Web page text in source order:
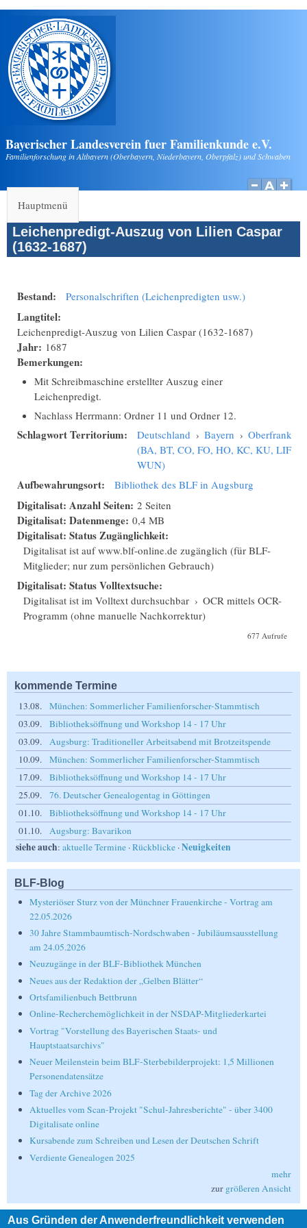
Direkt zum Inhalt
Bayerischer Landesverein fuer Familienkunde e.V.
Familienforschung in Altbayern (Oberbayern, Niederbayern, Oberpfalz) und Schwaben
Hauptmenü
Leichenpredigt-Auszug von Lilien Caspar
(1632-1687)
Bestand: Personalschriften (Leichenpredigten usw.)
Langtitel:
Leichenpredigt-Auszug von Lilien Caspar (1632-1687)
Jahr: 1687
Bemerkungen:
Mit Schreibmaschine erstellter Auszug einer
Leichenpredigt.
Nachlass Herrmann: Ordner 11 und Ordner 12.
Schlagwort Territorium: Deutschland › Bayern › Oberfranken
(BA, BT, CO, FO, HO, KC, KU, LIF,
WUN)
Aufbewahrungsort: Bibliothek des BLF in Augsburg
Digitalisat: Anzahl Seiten: 2 Seiten
Digitalisat: Datenmenge: 0,4 MB
Digitalisat: Status Zugänglichkeit:
Digitalisat ist auf www.blf-online.de zugänglich (für BLF-
Mitglieder; nur zum persönlichen Gebrauch)
Digitalisat: Status Volltextsuche:
Digitalisat ist im Volltext durchsuchbar › OCR mittels OCR-
Programm (ohne manuelle Nachkorrektur)
677 Aufrufe
kommende Termine
13.08.
München: Sommerlicher Familienforscher-Stammtisch
03.09.
Bibliotheksöffnung und Workshop 14 - 17 Uhr
03.09.
Augsburg: Traditioneller Arbeitsabend mit Brotzeitspende
10.09.
München: Sommerlicher Familienforscher-Stammtisch
17.09.
Bibliotheksöffnung und Workshop 14 - 17 Uhr
25.09.
76. Deutscher Genealogentag in Göttingen
01.10.
Bibliotheksöffnung und Workshop 14 - 17 Uhr
01.10.
Augsburg: Bavarikon
siehe auch: aktuelle Termine ·Rückblicke ·Neuigkeiten
BLF-Blog
Mysteriöser Sturz von der Münchner Frauenkirche - Vortrag am
22.05.2026
30 Jahre Stammbaumtisch-Nordschwaben - Jubiläumsausstellung
am 24.05.2026
Neuzugänge in der BLF-Bibliothek München
Neues aus der Redaktion der „Gelben Blätter“
Ortsfamilienbuch Bettbrunn
Online-Recherchemöglichkeit in der NSDAP-Mitgliederkartei
Vortrag "Vorstellung des Bayerischen Staats- und
Hauptstaatsarchivs"
Neuer Meilenstein beim BLF-Sterbebilderprojekt: 1,5 Millionen
Personendatensätze
Tag der Archive 2026
Aktuelles vom Scan-Projekt "Schul-Jahresberichte" - über 3400
Digitalisate online
Kursabende zum Schreiben und Lesen der Deutschen Schrift
Verdiente Genealogen 2025
mehr
zur größeren Ansicht
Suche
Aus Gründen der Anwenderfreundlichkeit verwenden